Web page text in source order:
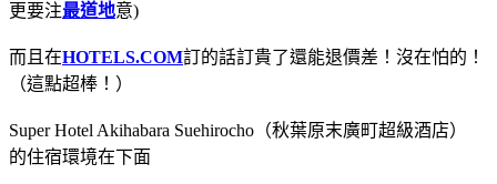
更要注最道地意)
而且在HOTELS.COM訂的話訂貴了還能退價差！沒在怕的！
（這點超棒！）
Super Hotel Akihabara Suehirocho（秋葉原末廣町超級酒店）
的住宿環境在下面